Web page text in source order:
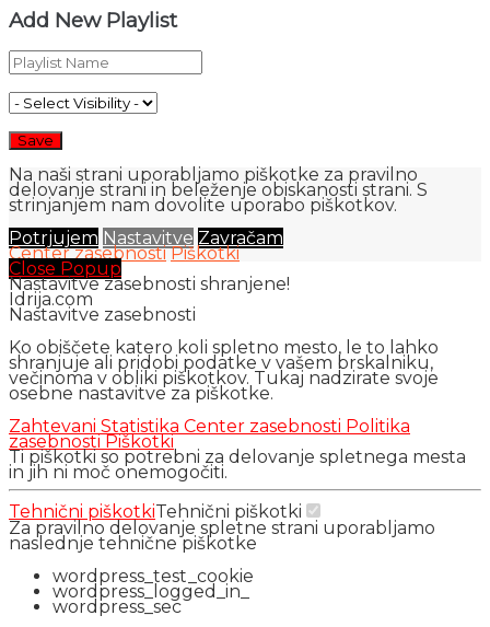
Add New Playlist
Na naši strani uporabljamo piškotke za pravilno
delovanje strani in beleženje obiskanosti strani. S
strinjanjem nam dovolite uporabo piškotkov.
Potrjujem Nastavitve Zavračam
Center zasebnosti Piškotki
Close Popup
Nastavitve zasebnosti shranjene!
Idrija.com
Nastavitve zasebnosti
Ko obiščete katero koli spletno mesto, le to lahko
shranjuje ali pridobi podatke v vašem brskalniku,
večinoma v obliki piškotkov. Tukaj nadzirate svoje
osebne nastavitve za piškotke.
Zahtevani Statistika Center zasebnosti Politika
zasebnosti Piškotki
Ti piškotki so potrebni za delovanje spletnega mesta
in jih ni moč onemogočiti.
Tehnični piškotkiTehnični piškotki
Za pravilno delovanje spletne strani uporabljamo
naslednje tehnične piškotke
wordpress_test_cookie
wordpress_logged_in_
wordpress_sec